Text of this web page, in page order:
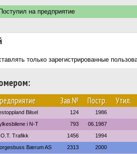
на предприятие
только зарегистрированные
Зав.№ Постр. Утил.
Bilsel 124 1986
i N-T 793 06.1987
Trafikk 1456 1994
Bærum AS 2313 2000